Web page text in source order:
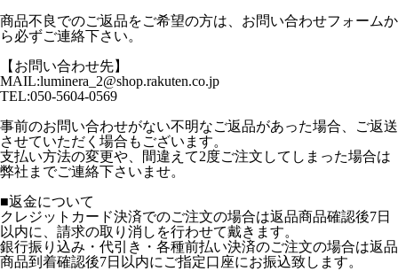
商品不良でのご返品をご希望の方は、お問い合わせフォームか
ら必ずご連絡下さい。
【お問い合わせ先】
MAIL:luminera_2@shop.rakuten.co.jp
TEL:050-5604-0569
事前のお問い合わせがない不明なご返品があった場合、ご返送
させていただく場合もございます。
支払い方法の変更や、間違えて2度ご注文してしまった場合は
弊社までご連絡下さいませ。
■返金について
クレジットカード決済でのご注文の場合は返品商品確認後7日
以内に、請求の取り消しを行わせて戴きます。
銀行振り込み・代引き・各種前払い決済のご注文の場合は返品
商品到着確認後7日以内にご指定口座にお振込致します。